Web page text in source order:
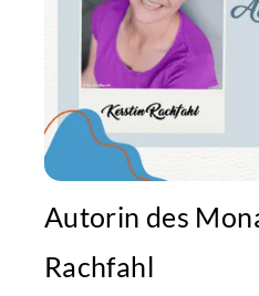
Autorin des
Rachfahl